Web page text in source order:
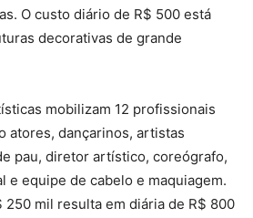
O custo diário de R$ 500 está
decorativas de grande
mobilizam 12 profissionais
atores, dançarinos, artistas
pau, diretor artístico, coreógrafo,
e equipe de cabelo e maquiagem.
250 mil resulta em diária de R$ 800